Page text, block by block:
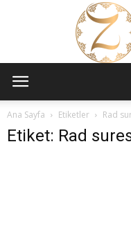
Ana Sayfa Etiketler Rad
Etiket: Rad